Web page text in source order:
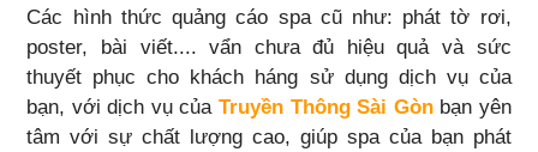
Các hình thức quảng cáo spa cũ như: phát tờ rơi,
poster, bài viết.... vẩn chưa đủ hiệu quả và sức
thuyết phục cho khách háng sử dụng dịch vụ của
bạn, với dịch vụ của Truyền Thông Sài Gònbạn yên
tâm với sự chất lượng cao, giúp spa của bạn phát